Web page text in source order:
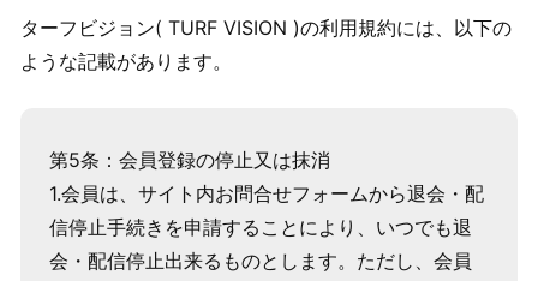
ターフビジョン( TURF VISION )の利用規約には、以下の
ような記載があります。
第5条：会員登録の停止又は抹消
1.会員は、サイト内お問合せフォームから退会・配
信停止手続きを申請することにより、いつでも退
会・配信停止出来るものとします。ただし、会員